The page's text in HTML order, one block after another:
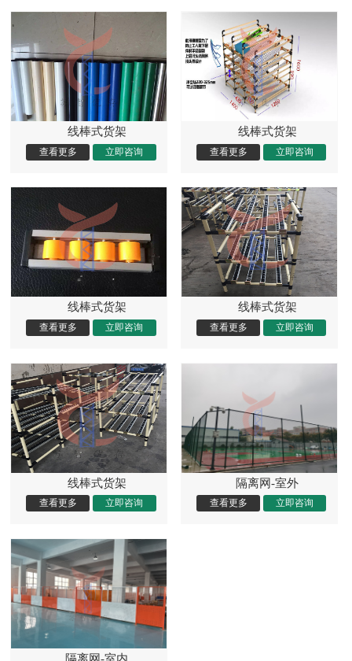
线棒式货架 线棒式货架
线棒式货架 线棒式货架
线棒式货架 隔离网-室外